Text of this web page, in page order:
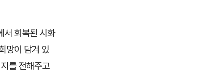
서 회복된 시화
망이 담겨 있
를 전해주고